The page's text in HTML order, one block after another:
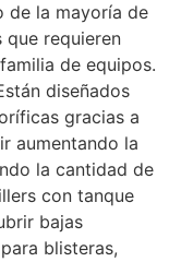
de la mayoría de
que requieren
de equipos.
diseñados
gracias a
aumentando la
la cantidad de
con tanque
bajas
blisteras,